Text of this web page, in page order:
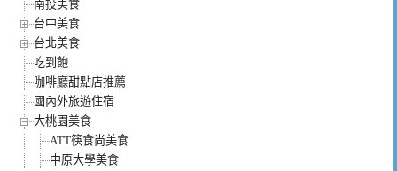
南投美食
台中美食
台北美食
吃到飽
咖啡廳甜點店推薦
國內外旅遊住宿
大桃園美食
ATT筷食尚美食
中原大學美食